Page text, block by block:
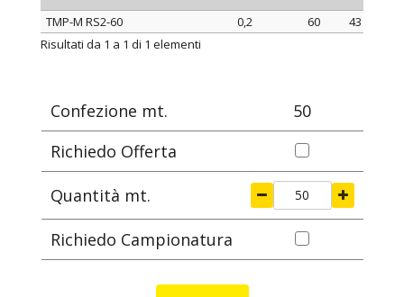
ARTICOLO
Ø filo elementare
TMP-M RS2-60 0,2 60
43
Risultati da 1 a 1 di 1 elementi
Confezione mt.
50
Richiedo Offerta
Quantità mt.
Richiedo Campionatura